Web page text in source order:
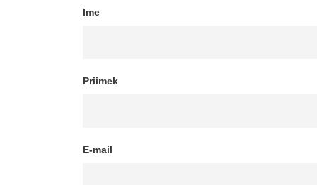
Ime
Priimek
E-mail